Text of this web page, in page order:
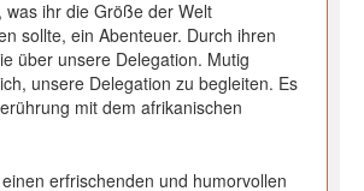
was ihr die Größe der Welt
sollte, ein Abenteuer. Durch ihren
über unsere Delegation. Mutig
unsere Delegation zu begleiten. Es
mit dem afrikanischen
erfrischenden und humorvollen